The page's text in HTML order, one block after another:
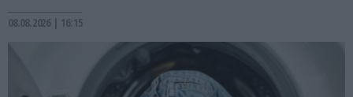
08.08.2026 | 16:15